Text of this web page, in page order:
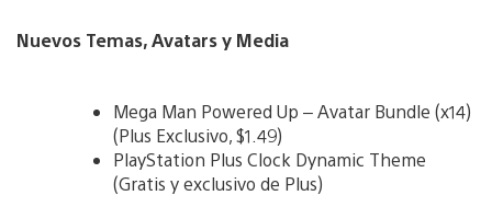
Nuevos Temas, Avatars y Media
Mega Man Powered Up – Avatar Bundle (x14)
(Plus Exclusivo, $1.49)
PlayStation Plus Clock Dynamic Theme
(Gratis y exclusivo de Plus)